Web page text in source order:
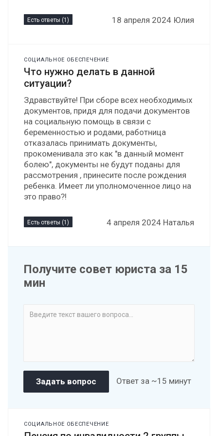
Есть ответы (1) 18 апреля 2024 Юлия
СОЦИАЛЬНОЕ ОБЕСПЕЧЕНИЕ
Что нужно делать в данной
ситуации?
Здравствуйте! При сборе всех необходимых
документов, придя для подачи документов
на социальную помощь в связи с
беременностью и родами, работница
отказалась принимать документы,
прокоменивала это как "в данный момент
болею", документы не будут поданы для
рассмотрения , принесите после рождения
ребенка. Имеет ли уполномоченное лицо на
это право?!
Есть ответы (1) 4 апреля 2024 Наталья
Получите совет юриста за 15
мин
Ответ за ~15 минут
СОЦИАЛЬНОЕ ОБЕСПЕЧЕНИЕ